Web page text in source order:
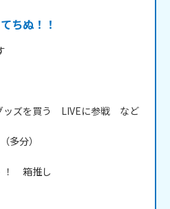
ちぬ！！
ズを買う　LIVEに参戦　など
多分）
　箱推し